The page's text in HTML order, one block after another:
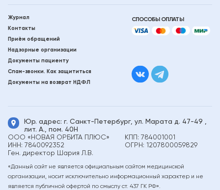
Журнал
Контакты
Приём обращений
Надзорные организации
Документы пациенту
Спам-звонки. Как защититься
Документы на возврат НДФЛ
СПОСОБЫОПЛАТЫ
Юр. адрес: г. Санкт-Петербург, ул. Марата д. 47-49
лит. А., пом. 40Н
ООО «НОВАЯ ОРБИТА ПЛЮС»
ИНН: 7840092352
КПП: 784001001
ОГРН: 1207800059829
Ген. директор Шария Л.В.
«Данный сайт не является официальным сайтом медицинской
организации, носит исключительно информационный характер и не
является публичной офертой по смыслу ст. 437 ГК РФ».